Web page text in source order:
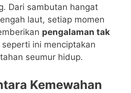
Dari sambutan hangat
laut, setiap momen
pengalaman tak
seperti ini menciptakan
seumur hidup.
Kemewahan